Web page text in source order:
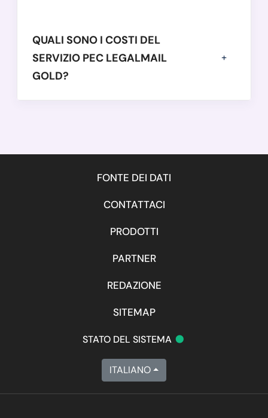
QUALI SONO I COSTI DEL
SERVIZIO PEC LEGALMAIL
GOLD?
FONTE DEI DATI
CONTATTACI
PRODOTTI
PARTNER
REDAZIONE
SITEMAP
STATO DEL SISTEMA •
ITALIANO